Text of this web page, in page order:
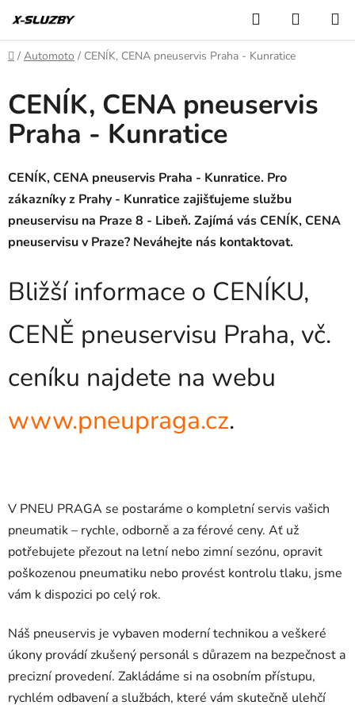
na
obsah
Hledat
KOŠÍK
Domů
/ Automoto / CENÍK, CENA pneuservis Praha - Kunratice
CENÍK, CENA pneuservis
Praha - Kunratice
CENÍK, CENA pneuservis Praha - Kunratice. Pro
zákazníky z Prahy - Kunratice zajišťujeme službu
pneuservisu na Praze 8 - Libeň. Zajímá vás CENÍK, CENA
pneuservisu v Praze? Neváhejte nás kontaktovat.
Bližší informace o CENÍKU,
CENĚ pneuservisu Praha, vč.
ceníku najdete na webu
www.pneupraga.cz.
V PNEU PRAGA se postaráme o kompletní servis vašich
pneumatik – rychle, odborně a za férové ceny. Ať už
potřebujete přezout na letní nebo zimní sezónu, opravit
poškozenou pneumatiku nebo provést kontrolu tlaku, jsme
vám k dispozici po celý rok.
Náš pneuservis je vybaven moderní technikou a veškeré
úkony provádí zkušený personál s důrazem na bezpečnost a
precizní provedení. Zakládáme si na osobním přístupu,
rychlém odbavení a službách, které vám skutečně ulehčí